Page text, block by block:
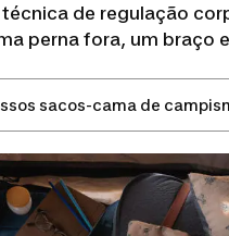
de regulação
perna fora, um braço
sacos-cama de